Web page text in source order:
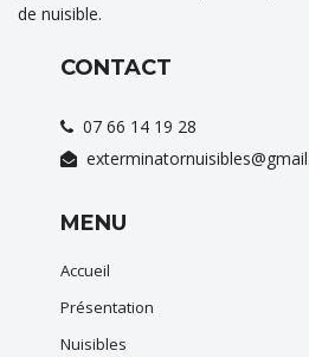
de nuisible.
CONTACT
07 66 14 19 28
MENU
Accueil
Présentation
Nuisibles